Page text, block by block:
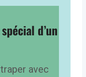
d’un
avec